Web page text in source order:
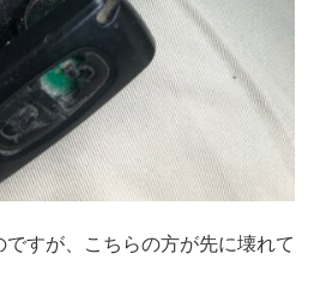
すが、こちらの方が先に壊れて